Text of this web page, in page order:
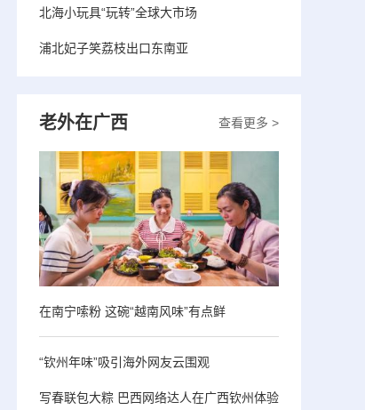
北海小玩具“玩转”全球大市场
浦北妃子笑荔枝出口东南亚
查看更多 >
老外在广西
在南宁嗦粉 这碗“越南风味”有点鲜
“钦州年味”吸引海外网友云围观
写春联包大粽 巴西网络达人在广西钦州体验